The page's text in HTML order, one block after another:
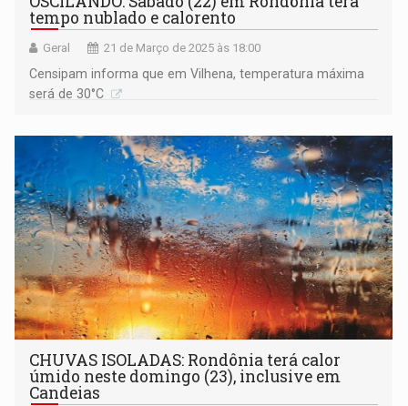
tempo nublado e calorento
Geral 21 de Março de 2025 às 18:00
Censipam informa que em Vilhena, temperatura máxima
será de 30°C
CHUVAS ISOLADAS: Rondônia terá calor
úmido neste domingo (23), inclusive em
Candeias